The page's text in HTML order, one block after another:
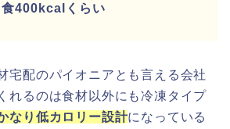
400kcalくらい
宅配のパイオニアとも言える会社
れるのは食材以外にも冷凍タイプ
なり低カロリー設計になっている